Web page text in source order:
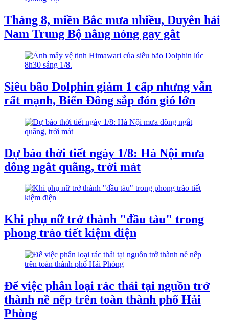
Tháng 8, miền Bắc mưa nhiều, Duyên hải
Nam Trung Bộ nắng nóng gay gắt
Siêu bão Dolphin giảm 1 cấp nhưng vẫn
rất mạnh, Biển Đông sắp đón gió lớn
Dự báo thời tiết ngày 1/8: Hà Nội mưa
dông ngắt quãng, trời mát
Khi phụ nữ trở thành "đầu tàu" trong
phong trào tiết kiệm điện
Để việc phân loại rác thải tại nguồn trở
thành nề nếp trên toàn thành phố Hải
Phòng